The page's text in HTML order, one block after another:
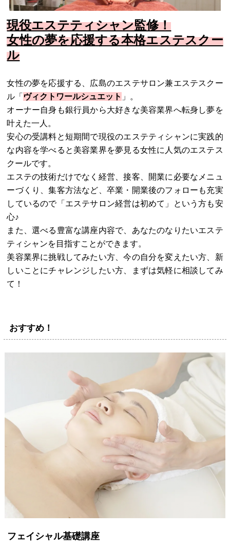
現役エステティシャン監修！
女性の夢を応援する本格エステスクー
ル
女性の夢を応援する、広島のエステサロン兼エステスクー
ル「 ヴィクトワールシュエット 」。
オーナー自身も銀行員から大好きな美容業界へ転身し夢を
叶えた一人。
安心の受講料と短期間で現役のエステティシャンに実践的
な内容を学べると美容業界を夢見る女性に人気のエステス
クールです。
エステの技術だけでなく経営、接客、開業に必要なメニュ
ーづくり、集客方法など、卒業・開業後のフォローも充実
しているので「エステサロン経営は初めて」という方も安
心♪
また、選べる豊富な講座内容で、あなたのなりたいエステ
ティシャンを目指すことができます。
美容業界に挑戦してみたい方、今の自分を変えたい方、新
しいことにチャレンジしたい方、まずは気軽に相談してみ
て！
おすすめ！
フェイシャル基礎講座